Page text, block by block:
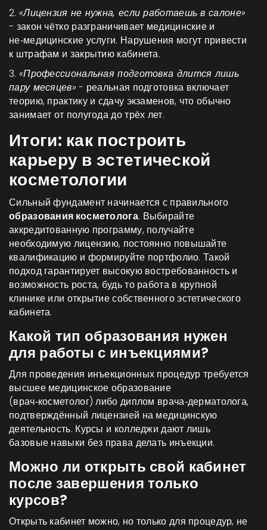
2. «Лицензия не нужна, если работаешь в салоне»
- закон чётко разграничивает медицинские и
не‑медицинские услуги. Нарушения могут привести
к штрафам и закрытию кабинета.
3. «Профессиональная подготовка длится лишь
пару месяцев» - реальная подготовка включает
теорию, практику и сдачу экзаменов, что обычно
занимает от полугода до трёх лет.
Итоги: как построить
карьеру в эстетической
косметологии
Сильный фундамент начинается с правильного
образования косметолога. Выбирайте
аккредитованную программу, получайте
необходимую лицензию, постоянно повышайте
квалификацию и формируйте портфолио. Такой
подход гарантирует высокую востребованность и
возможность роста, будь то работа в крупной
клинике или открытие собственного эстетического
кабинета.
Какой тип образования нужен
для работы с инъекциями?
Для проведения инъекционных процедур требуется
высшее медицинское образование
(врач‑косметолог) либо диплом врача‑дерматолога,
подтверждённый лицензией на медицинскую
деятельность. Курсы и колледжи дают лишь
базовые навыки без права делать инъекции.
Можно ли открыть свой кабинет
после завершения только
курсов?
Открыть кабинет можно, но только для процедур, не